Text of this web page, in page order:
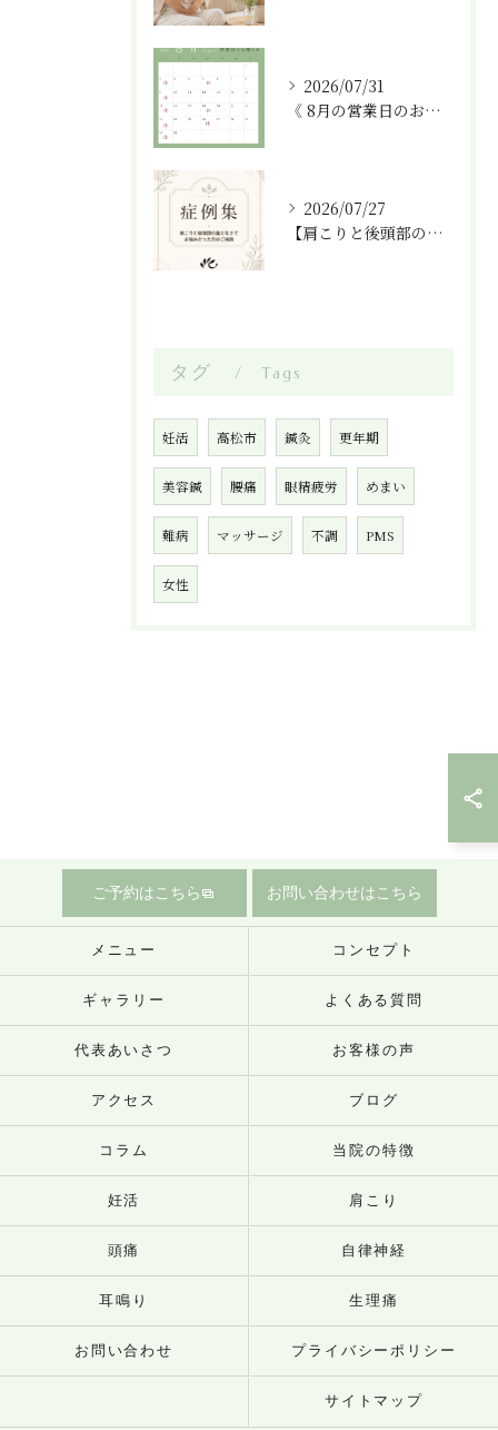
2026/07/31
《 8月の営業日のお知らせ 》
2026/07/27
【肩こりと後頭部の重だるさ、姿勢が原因かもしれません】
タグ Tags
妊活 高松市 鍼灸 更年期
美容鍼 腰痛 眼精疲労 めまい
難病 マッサージ 不調 PMS
女性
ご予約はこちら お問い合わせはこちら
メニュー コンセプト
ギャラリー よくある質問
代表あいさつ お客様の声
アクセス ブログ
コラム 当院の特徴
妊活 肩こり
頭痛 自律神経
耳鳴り 生理痛
お問い合わせ プライバシーポリシー
サイトマップ